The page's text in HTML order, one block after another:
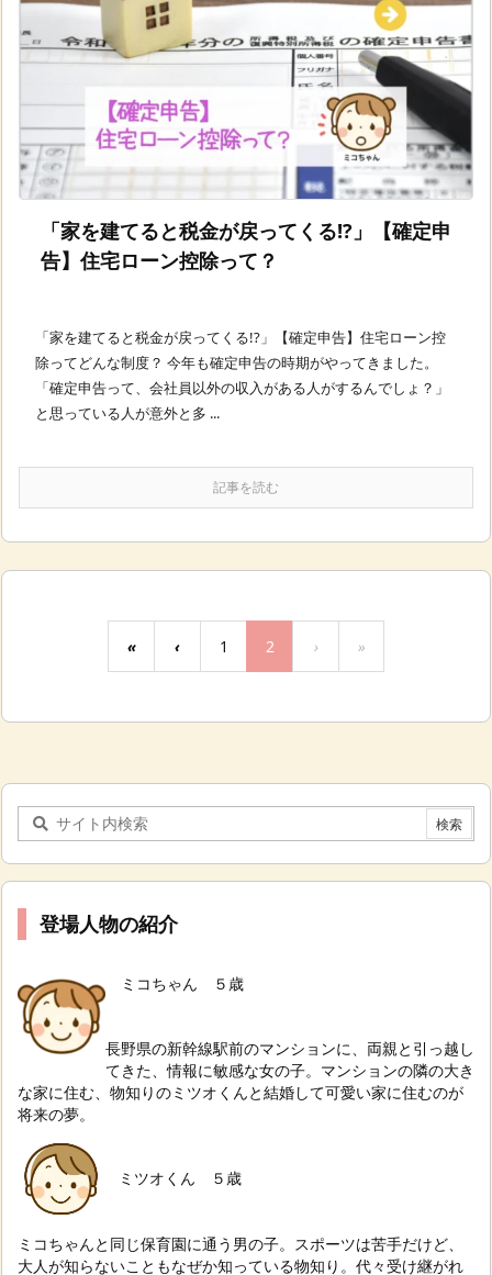
「家を建てると税金が戻ってくる!?」【確定申
告】住宅ローン控除って？
「家を建てると税金が戻ってくる!?」【確定申告】住宅ローン控
除ってどんな制度？ 今年も確定申告の時期がやってきました。
「確定申告って、会社員以外の収入がある人がするんでしょ？」
と思っている人が意外と多 ...
記事を読む
« ‹ 1 2 › »
登場人物の紹介
ミコちゃん ５歳
長野県の新幹線駅前のマンションに、両親と引っ越し
てきた、情報に敏感な女の子。 マンションの隣の大き
な家に住む、物知りのミツオくんと結婚して可愛い家に住むのが
将来の夢。
ミツオくん ５歳
ミコちゃんと同じ保育園に通う男の子。スポーツは苦手だけど、
大人が知らないこともなぜか知っている物知り。代々受け継がれ